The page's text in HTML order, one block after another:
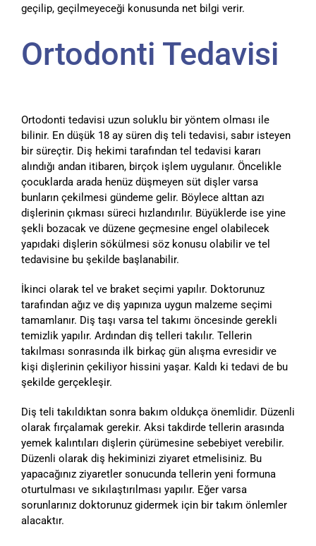
geçilip, geçilmeyeceği konusunda net bilgi verir.
Ortodonti Tedavisi
Ortodonti tedavisi uzun soluklu bir yöntem olması ile
bilinir. En düşük 18 ay süren diş teli tedavisi, sabır isteyen
bir süreçtir. Diş hekimi tarafından tel tedavisi kararı
alındığı andan itibaren, birçok işlem uygulanır. Öncelikle
çocuklarda arada henüz düşmeyen süt dişler varsa
bunların çekilmesi gündeme gelir. Böylece alttan azı
dişlerinin çıkması süreci hızlandırılır. Büyüklerde ise yine
şekli bozacak ve düzene geçmesine engel olabilecek
yapıdaki dişlerin sökülmesi söz konusu olabilir ve tel
tedavisine bu şekilde başlanabilir.
İkinci olarak tel ve braket seçimi yapılır. Doktorunuz
tarafından ağız ve diş yapınıza uygun malzeme seçimi
tamamlanır. Diş taşı varsa tel takımı öncesinde gerekli
temizlik yapılır. Ardından diş telleri takılır. Tellerin
takılması sonrasında ilk birkaç gün alışma evresidir ve
kişi dişlerinin çekiliyor hissini yaşar. Kaldı ki tedavi de bu
şekilde gerçekleşir.
Diş teli takıldıktan sonra bakım oldukça önemlidir. Düzenli
olarak fırçalamak gerekir. Aksi takdirde tellerin arasında
yemek kalıntıları dişlerin çürümesine sebebiyet verebilir.
Düzenli olarak diş hekiminizi ziyaret etmelisiniz. Bu
yapacağınız ziyaretler sonucunda tellerin yeni formuna
oturtulması ve sıkılaştırılması yapılır. Eğer varsa
sorunlarınız doktorunuz gidermek için bir takım önlemler
alacaktır.